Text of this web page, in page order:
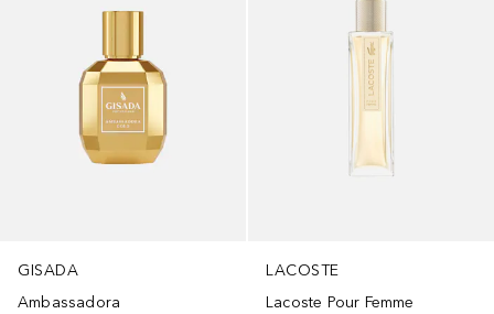
GISADA
Ambassadora
LACOSTE
Lacoste Pour Femme